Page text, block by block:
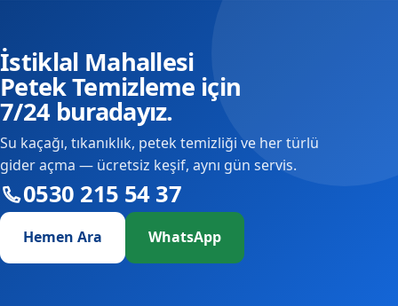
İstiklal Mahallesi
Petek Temizleme için
7/24 buradayız.
Su kaçağı, tıkanıklık, petek temizliği ve her türlü
gider açma — ücretsiz keşif, aynı gün servis.
0530 215 54 37
Hemen Ara WhatsApp